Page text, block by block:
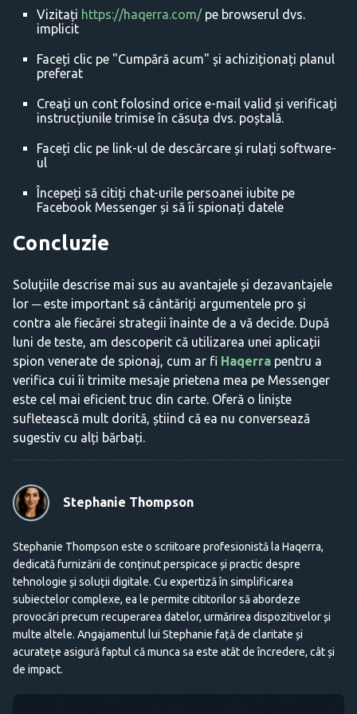
Vizitați https://haqerra.com/pe browserul dvs.
implicit
Faceți clic pe "Cumpără acum" și achiziționați planul
preferat
Creați un cont folosind orice e-mail valid și verificați
instrucțiunile trimise în căsuța dvs. poștală.
Faceți clic pe link-ul de descărcare și rulați software-
ul
Începeți să citiți chat-urile persoanei iubite pe
Facebook Messenger și să îi spionați datele
Concluzie
Soluțiile descrise mai sus au avantajele și dezavantajele
lor ─ este important să cântăriți argumentele pro și
contra ale fiecărei strategii înainte de a vă decide. După
luni de teste, am descoperit că utilizarea unei aplicații
spion venerate de spionaj, cum ar fi Haqerra pentru a
verifica cui îi trimite mesaje prietena mea pe Messenger
este cel mai eficient truc din carte. Oferă o liniște
sufletească mult dorită, știind că ea nu conversează
sugestiv cu alți bărbați.
Stephanie Thompson
Stephanie Thompson este o scriitoare profesionistă la Haqerra,
dedicată furnizării de conținut perspicace și practic despre
tehnologie și soluții digitale. Cu expertiză în simplificarea
subiectelor complexe, ea le permite cititorilor să abordeze
provocări precum recuperarea datelor, urmărirea dispozitivelor și
multe altele. Angajamentul lui Stephanie față de claritate și
acuratețe asigură faptul că munca sa este atât de încredere, cât și
de impact.